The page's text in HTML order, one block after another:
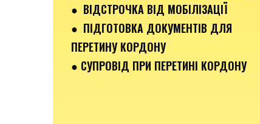
● ВІДСТРОЧКА ВІД МОБІЛІЗАЦІЇ
● ПІДГОТОВКА ДОКУМЕНТІВ ДЛЯ
ПЕРЕТИНУ КОРДОНУ
● СУПРОВІД ПРИ ПЕРЕТИНІ КОРДОНУ